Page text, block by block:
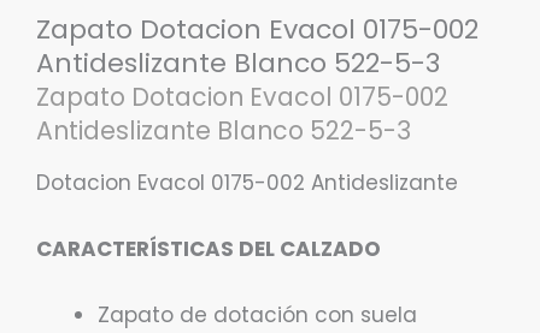
Zapato Dotacion Evacol 0175-002
Antideslizante Blanco 522-5-3
Zapato Dotacion Evacol 0175-002
Antideslizante Blanco 522-5-3
Dotacion Evacol 0175-002 Antideslizante
CARACTERÍSTICAS DEL CALZADO
Zapato de dotación con suela